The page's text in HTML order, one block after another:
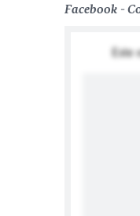
Facebook -
Este